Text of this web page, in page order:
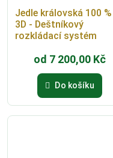
Jedle královská 100 %
3D - Deštníkový
rozkládací systém
od 7 200,00 Kč
Do košíku